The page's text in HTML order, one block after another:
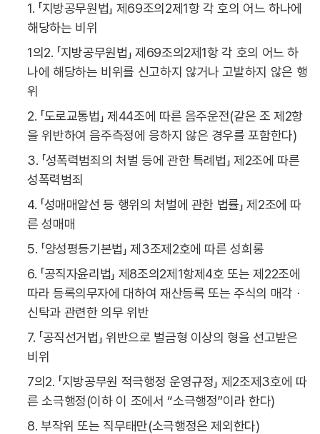
1. 「지방공무원법」 제69조의2제1항 각 호의 어느 하나에
해당하는 비위
1의2. 「지방공무원법」 제69조의2제1항 각 호의 어느 하
나에 해당하는 비위를 신고하지 않거나 고발하지 않은 행
위
2. 「도로교통법」 제44조에 따른 음주운전(같은 조 제2항
을 위반하여 음주측정에 응하지 않은 경우를 포함한다)
3. 「성폭력범죄의 처벌 등에 관한 특례법」 제2조에 따른
성폭력범죄
4. 「성매매알선 등 행위의 처벌에 관한 법률」 제2조에 따
른 성매매
5. 「양성평등기본법」 제3조제2호에 따른 성희롱
6. 「공직자윤리법」 제8조의2제1항제4호 또는 제22조에
따라 등록의무자에 대하여 재산등록 또는 주식의 매각ㆍ
신탁과 관련한 의무 위반
7. 「공직선거법」 위반으로 벌금형 이상의 형을 선고받은
비위
7의2. 「지방공무원 적극행정 운영규정」 제2조제3호에 따
른 소극행정(이하 이 조에서 “소극행정”이라 한다)
8. 부작위 또는 직무태만(소극행정은 제외한다)